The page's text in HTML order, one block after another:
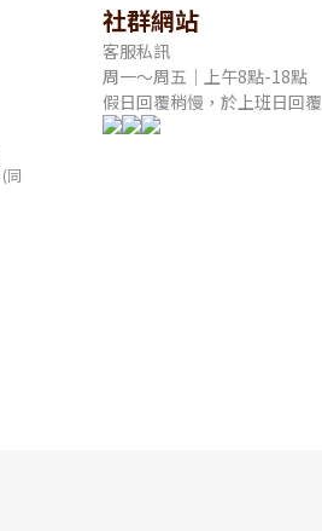
(同
社群網站
客服私訊
周一～周五｜上午8點-18點
假日回覆稍慢，於上班日回覆